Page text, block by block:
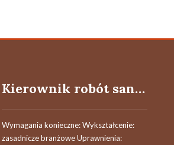
Kierownik robót sanitarnych
Wymagania konieczne: Wykształcenie:
zasadnicze branżowe Uprawnienia: